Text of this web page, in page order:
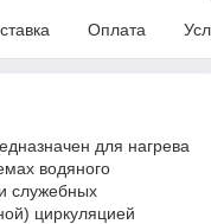
Оплата
для нагрева
водяного
служебных
циркуляцией